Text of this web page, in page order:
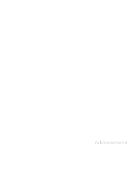
Advertisement